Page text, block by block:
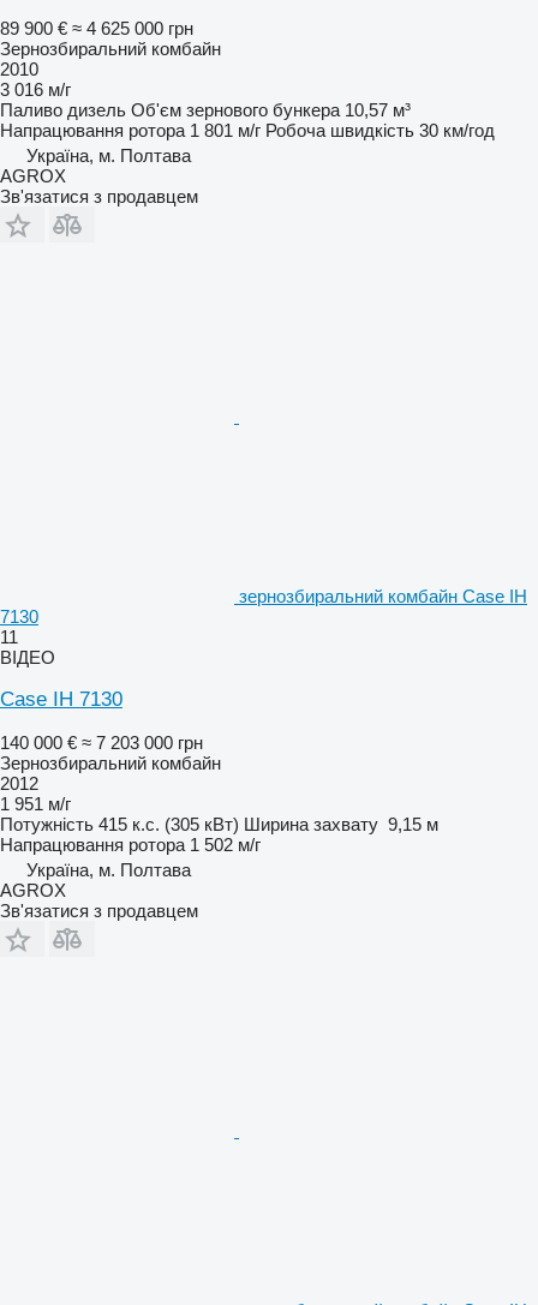
89 900 € ≈ 4 625 000 грн
Зернозбиральний комбайн
2010
3 016 м/г
Паливо дизель Об'єм зернового бункера 10,57 м³
Напрацювання ротора 1 801 м/г Робоча швидкість 30 км/год
Україна, м. Полтава
AGROX
Зв'язатися з продавцем
зернозбиральний комбайн Case IH
7130
11
ВІДЕО
Case IH 7130
140 000 € ≈ 7 203 000 грн
Зернозбиральний комбайн
2012
1 951 м/г
Потужність 415 к.с. (305 кВт) Ширина захвату 9,15 м
Напрацювання ротора 1 502 м/г
Україна, м. Полтава
AGROX
Зв'язатися з продавцем